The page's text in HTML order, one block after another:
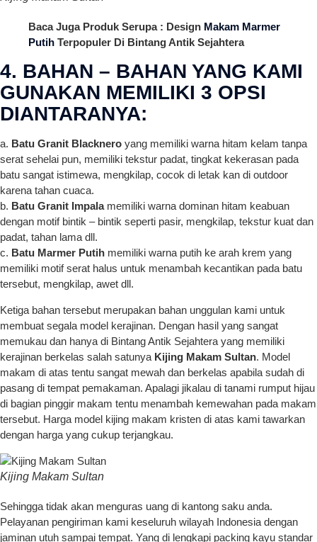
Baca Juga Produk Serupa : Design Makam Marmer
Putih Terpopuler Di Bintang Antik Sejahtera
4. BAHAN – BAHAN YANG KAMI
GUNAKAN MEMILIKI 3 OPSI
DIANTARANYA:
a. Batu Granit Blacknero yang memiliki warna hitam kelam tanpa
serat sehelai pun, memiliki tekstur padat, tingkat kekerasan pada
batu sangat istimewa, mengkilap, cocok di letak kan di outdoor
karena tahan cuaca.
b. Batu Granit Impalamemiliki warna dominan hitam keabuan
dengan motif bintik – bintik seperti pasir, mengkilap, tekstur kuat dan
padat, tahan lama dll.
c. Batu Marmer Putih memiliki warna putih ke arah krem yang
memiliki motif serat halus untuk menambah kecantikan pada batu
tersebut, mengkilap, awet dll.
Ketiga bahan tersebut merupakan bahan unggulan kami untuk
membuat segala model kerajinan. Dengan hasil yang sangat
memukau dan hanya di Bintang Antik Sejahtera yang memiliki
kerajinan berkelas salah satunya Kijing Makam Sultan. Model
makam di atas tentu sangat mewah dan berkelas apabila sudah di
pasang di tempat pemakaman. Apalagi jikalau di tanami rumput hijau
di bagian pinggir makam tentu menambah kemewahan pada makam
tersebut. Harga model kijing makam kristen di atas kami tawarkan
dengan harga yang cukup terjangkau.
Kijing Makam Sultan
Sehingga tidak akan menguras uang di kantong saku anda.
Pelayanan pengiriman kami keseluruh wilayah Indonesia dengan
jaminan utuh sampai tempat. Yang di lengkapi packing kayu standar